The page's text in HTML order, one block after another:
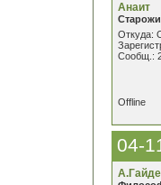
Анаит
Откуда:
Сообщ.:
Offline
04-